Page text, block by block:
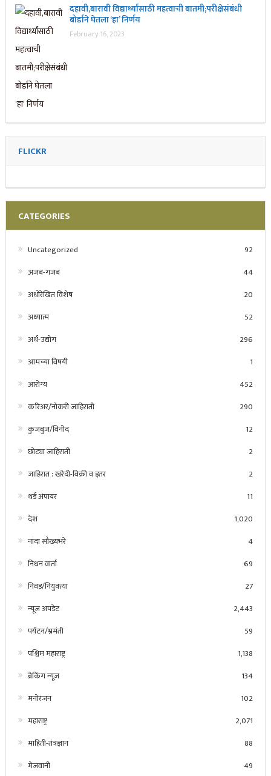
दहावी,बारावी विद्यार्थ्यांसाठी महत्वाची बातमी;परीक्षेसंबंधी
बोर्डाने घेतला ‘हा’ निर्णय
February 16, 2023
FLICKR
CATEGORIES
Uncategorized
92
अजब-गजब
44
अधोरेखित विशेष
20
अध्यात्म
52
अर्थ-उद्योग
296
आमच्या विषयी
1
आरोग्य
452
करिअर/नोकरी जाहिराती
290
कुजबुज/विनोद
12
छोट्या जाहिराती
2
जाहिरात : खरेदी-विक्री व इतर
2
थर्ड अंपायर
11
देश
1,020
नांदा सौख्यभरे
4
निधन वार्ता
69
निवड/नियुक्त्या
27
न्यूज अपडेट
2,443
पर्यटन/भ्रमंती
59
पश्चिम महाराष्ट्र
1,138
ब्रेकिंग न्यूज
134
मनोरंजन
102
महाराष्ट्र
2,071
माहिती-तंत्रज्ञान
88
मेजवानी
49